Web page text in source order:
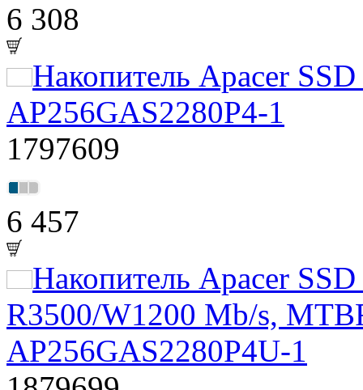
6 308
Накопитель Apacer
AP256GAS2280P4-1
1797609
6 457
Накопитель Apacer
R3500/W1200 Mb/s,
AP256GAS2280P4U-1